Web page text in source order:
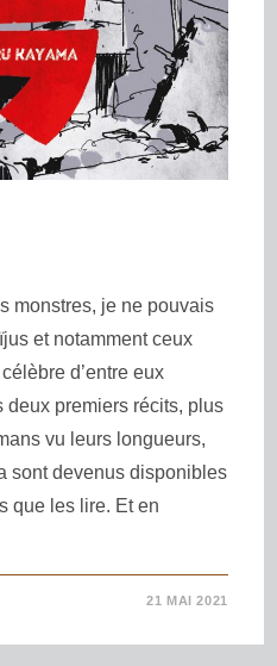
monstres, je ne pouvais
et notamment ceux
d’entre eux
premiers récits, plus
vu leurs longueurs,
sont devenus disponibles
que les lire. Et en
21 MAI 2021